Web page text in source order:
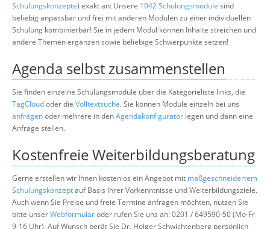
Schulungskonzepte) exakt an: Unsere 1042 Schulungsmodule sind
beliebig anpassbar und frei mit anderen Modulen zu einer individuellen
Schulung kombinierbar! Sie in jedem Modul können Inhalte streichen und
andere Themen ergänzen sowie beliebige Schwerpunkte setzen!
Agenda selbst zusammenstellen
Sie finden einzelne Schulungsmodule über die Kategorieliste links, die
TagCloudoder die Volltextsuche. Sie können Module einzeln bei uns
anfragenoder mehrere in denAgendakonfigurator legen und dann eine
Anfrage stellen.
Kostenfreie Weiterbildungsberatung
Gerne erstellen wir Ihnen kostenlos ein Angebot mit maßgeschneidertem
Schulungskonzeptauf Basis Ihrer Vorkenntnisse und Weiterbildungsziele.
Auch wenn Sie Preise und freie Termine anfragen möchten, nutzen Sie
bitte unserWebformularoder rufen Sie uns an: 0201 / 649590-50 (Mo-Fr
9-16 Uhr). Auf Wunsch berät Sie Dr. Holger Schwichtenberg persönlich